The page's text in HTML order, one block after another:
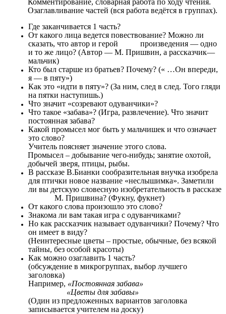
Комментирование, словарная работа по ходу чтения.
Озаглавливание частей (вся работа ведётся в группах).
Где заканчивается 1 часть?
От какого лица ведется повествование? Можно ли
сказать, что автор и герой произведения — одно
и то же лицо? (Автор — М. Пришвин, а рассказчик—
мальчик)
Кто был старше из братьев? Почему? (« …Он впереди,
я — в пяту»)
Как это «идти в пяту»? (За ним, след в след. Того гляди
на пятки наступишь.)
Что значит «созревают одуванчики»?
Что такое «забава»? (Игра, развлечение). Что значит
постоянная забава?
Какой промысел мог быть у мальчишек и что означает
это слово?
Учитель поясняет значение этого слова.
Промысел – добывание чего-нибудь; занятие охотой,
добычей зверя, птицы, рыбы.
В рассказе В.Бианки сообразительная внучка изобрела
для птички новое название «неслышимка». Заметили
ли вы детскую словесную изобретательность в рассказе
М. Пришвина? (Фукну, фукнет)
От какого слова произошло это слово?
Знакома ли вам такая игра с одуванчиками?
Но как рассказчик называет одуванчики? Почему? Что
он имеет в виду?
(Неинтересные цветы – простые, обычные, без всякой
тайны, без особой красоты)
Как можно озаглавить 1 часть?
(обсуждение в микрогруппах, выбор лучшего
заголовка)
Например, «Постоянная забава»
«Цветы для забавы»
(Один из предложенных вариантов заголовка
записывается учителем на доску)